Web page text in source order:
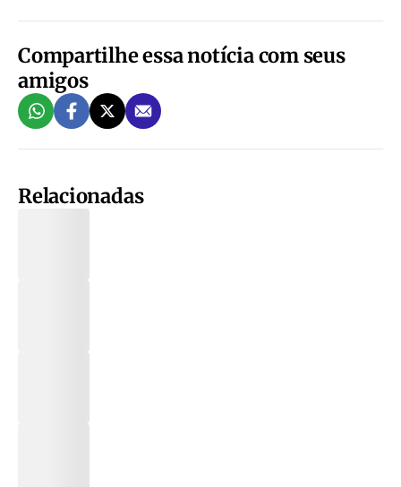
Compartilhe essa notícia com seus
amigos
Relacionadas